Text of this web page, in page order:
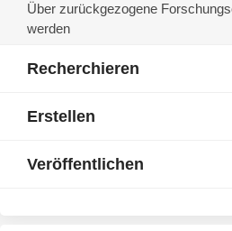
Über zurückgezogene
werden
Recherchieren
Erstellen
Veröffentlichen